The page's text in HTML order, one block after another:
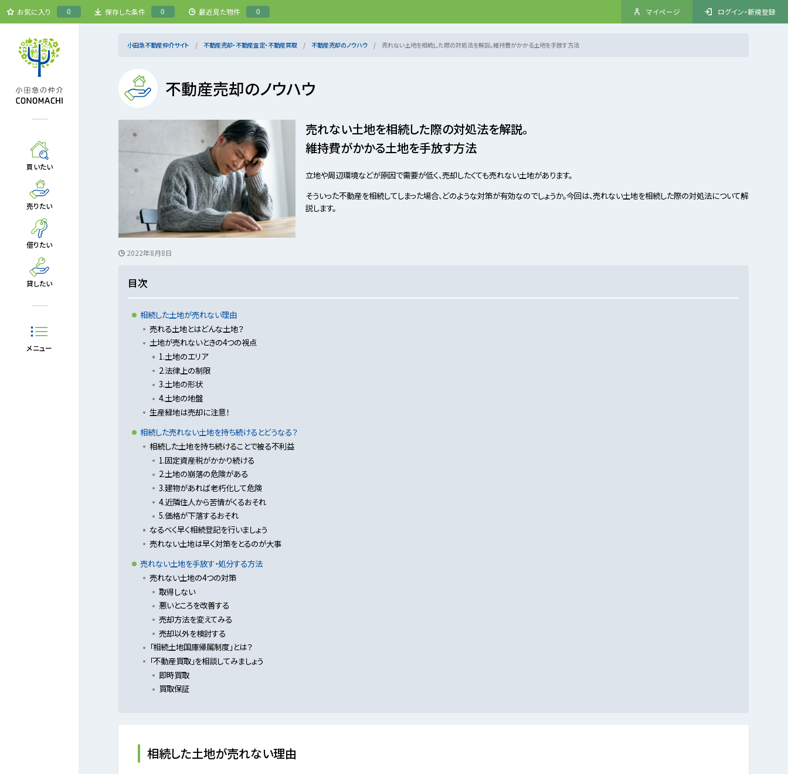
お気に入り 0 保存した条件 0 最近見た物件 0 マイページ ログイン・新規登録
買いたい
売りたい
借りたい
貸したい
メニュー
小田急不動産仲介サイト 不動産売却・不動産査定・不動産買取 不動産売却のノウハウ 売れない土地を相続した際の対処法を解説。維持費がかかる土地を手放す方法
不動産売却のノウハウ
売れない土地を相続した際の対処法を解説。
維持費がかかる土地を手放す方法
立地や周辺環境などが原因で需要が低く、売却したくても売れない土地があります。
そういった不動産を相続してしまった場合、どのような対策が有効なのでしょうか。今回は、売れない土地を相続した際の対処法について解
説します。
2022年8月8日
目次
相続した土地が売れない理由
売れる土地とはどんな土地？
土地が売れないときの4つの視点
1.土地のエリア
2.法律上の制限
3.土地の形状
4.土地の地盤
生産緑地は売却に注意！
相続した売れない土地を持ち続けるとどうなる？
相続した土地を持ち続けることで被る不利益
1.固定資産税がかかり続ける
2.土地の崩落の危険がある
3.建物があれば老朽化して危険
4.近隣住人から苦情がくるおそれ
5.価格が下落するおそれ
なるべく早く相続登記を行いましょう
売れない土地は早く対策をとるのが大事
売れない土地を手放す・処分する方法
売れない土地の4つの対策
取得しない
悪いところを改善する
売却方法を変えてみる
売却以外を検討する
「相続土地国庫帰属制度」とは？
「不動産買取」を相談してみましょう
即時買取
買取保証
相続した土地が売れない理由